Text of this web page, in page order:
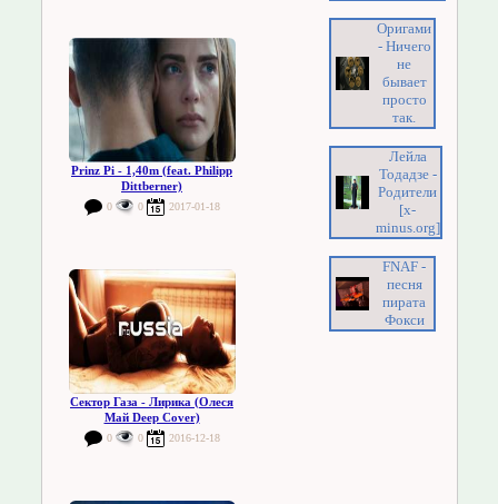
Prinz Pi - 1,40m (feat. Philipp
Dittberner)
0 0 2017-01-18
Сектор Газа - Лирика (Олеся
Май Deep Cover)
0 0 2016-12-18
Оригами
- Ничего
не
бывает
просто
так.
Лейла
Тодадзе -
Родители
[x-
minus.org]
FNAF -
песня
пирата
Фокси